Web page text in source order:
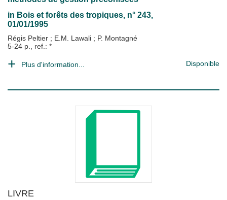
in Bois et forêts des tropiques, n° 243,
01/01/1995
Régis Peltier ; E.M. Lawali ; P. Montagné
5-24 p., ref.: *
Plus d'information... Disponible
LIVRE